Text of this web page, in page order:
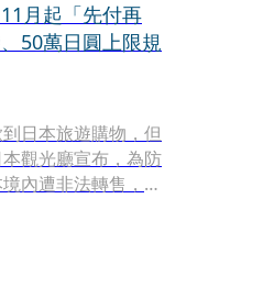
月起「先付再
50萬日圓上限規
日本旅遊購物，但
觀光廳宣布，為防
內遭非法轉售，將